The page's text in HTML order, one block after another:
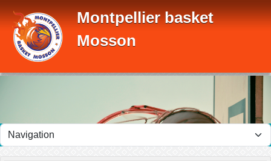
Montpellier basket
Mosson